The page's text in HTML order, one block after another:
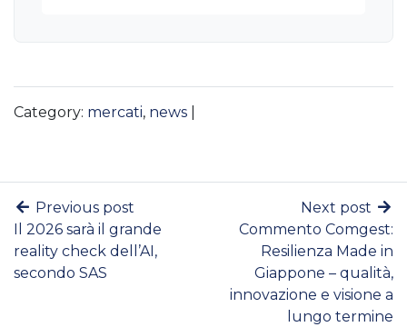
Category: mercati, news
Previous post
Il 2026 sarà il grande
reality check dell’AI,
secondo SAS
Next post
Commento Comgest:
Resilienza Made in
Giappone – qualità,
innovazione e visione a
lungo termine